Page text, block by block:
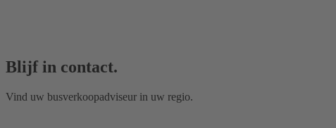
Blijf in contact.
Vind uw busverkoopadviseur in uw regio.